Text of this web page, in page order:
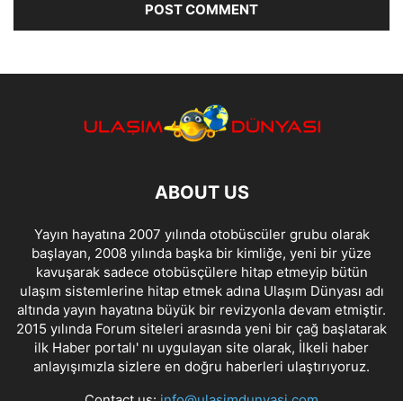
ABOUT US
Yayın hayatına 2007 yılında otobüscüler grubu olarak
başlayan, 2008 yılında başka bir kimliğe, yeni bir yüze
kavuşarak sadece otobüsçülere hitap etmeyip bütün
ulaşım sistemlerine hitap etmek adına Ulaşım Dünyası adı
altında yayın hayatına büyük bir revizyonla devam etmiştir.
2015 yılında Forum siteleri arasında yeni bir çağ başlatarak
ilk Haber portalı' nı uygulayan site olarak, İlkeli haber
anlayışımızla sizlere en doğru haberleri ulaştırıyoruz.